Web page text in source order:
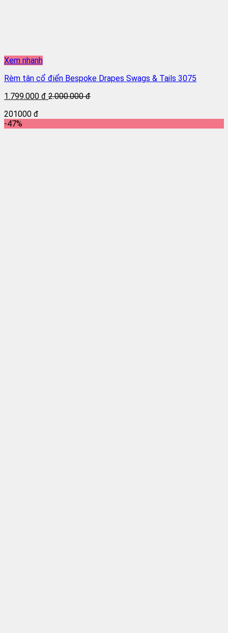
Xem nhanh
Rèm tân cổ điển Bespoke Drapes Swags & Tails 3075
1.799.000 đ 2.000.000 đ
201000 đ
-47%